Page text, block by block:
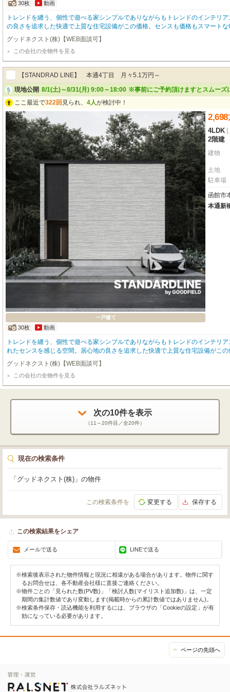
30枚 動画
トレンドを纏う、個性で遊べる家シンプルでありながらもトレンドのインテリ
の良さを追求した快適で上質な住宅設備がこの価格。センスも価格もスマート
次世代の基準に適合した高品質のZEH水準新築住宅■北海道で２1００棟以上の
みやすい間取り■お住まい後の不安をカバーする充実の４大保証（地盤保証・
部コンセントを標準装備だから洗車もBBQも可能
グッドネクスト(株)【WEB面談可】
この会社の全物件を見る
【STANDRAD LINE】 本通4丁目 月々5.1万円～
現地公開 8/1(土)～8/31(月) 9:00～18:00 ※事前にご予約頂けますとスムーズ
ここ最近で322回 見られ、 4人が検討中！
一戸建て
30枚 動画
2,698
4LDK
2階建
建物
土地
駐車場
函館市
本通新
トレンドを纏う、個性で遊べる家シンプルでありながらもトレンドのインテリ
れたセンスを感じる空間。居心地の良さを追求した快適で上質な住宅設備がこ
格もスマートなGOODFIELDの定番ライン。～goodfield quality～■次世代の基
のZEH水準新築住宅■北海道で２1００棟以上の累計販売実績を誇る弊社だから
住みやすい間取り■お住まい後の不安をカバーする充実の４大保証（地盤保証・
ター保証・設備保証）■散水栓と外部コンセントを標準装備だから洗車もBBQも
グッドネクスト(株)【WEB面談可】
この会社の全物件を見る
次の10件を表示
（11～20件目／全20件）
現在の検索条件
「グッドネクスト(株)」の物件
この検索条件を 変更する 保存する
この検索結果をシェア
メールで送る LINEで送る
※検索後表示された物件情報と現況に相違がある場合があります。物件に関す
るお問合せは、各不動産会社様に直接ご連絡ください。
※物件ごとの「見られた数(PV数)」「検討人数(マイリスト追加数)」は、一定
期間の集計数値であり変動します(掲載時からの累計数値ではありません)。
※検索条件保存・読込機能を利用するには、ブラウザの「Cookieの設定」が有
効になっている必要があります。
ページの先頭へ